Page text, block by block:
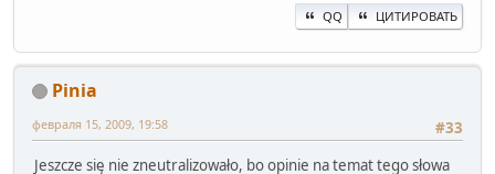
QQ ЦИТИРОВАТЬ
Pinia
#33
февраля 15, 2009, 19:58
Jeszcze się nie zneutralizowało, bo opinie na temat tego słowa